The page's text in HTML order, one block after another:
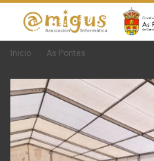
Inicio As Pontes